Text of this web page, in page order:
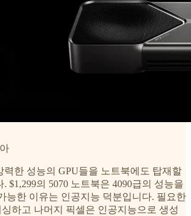
력한 성능의 GPU들을 노트북에도 탑재할
$1,299의 5070 노트북은 4090급의 성능을
능한 이유는 인공지능 덕분입니다. 필요한
하고 나머지 픽셀은 인공지능으로 생성